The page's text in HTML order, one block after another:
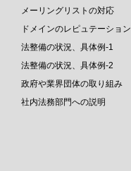
メーリングリストの対応
ドメインのレピュテーション
法整備の状況、具体例-1
法整備の状況、具体例-2
政府や業界団体の取り組み
社内法務部門への説明